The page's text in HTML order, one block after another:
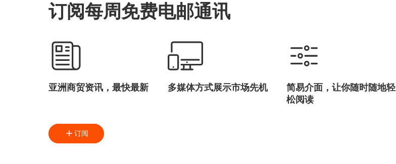
订阅每周免费电邮通讯
亚洲商贸资讯，最快最新 多媒体方式展示市场先机
简易介面，让你随时随地轻
松阅读
订阅